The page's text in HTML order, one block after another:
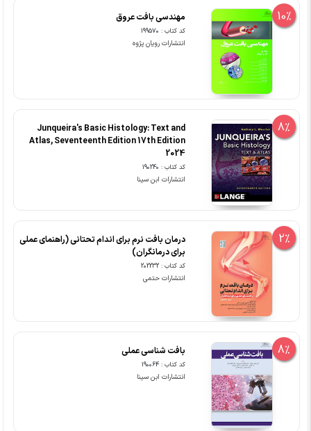
10% مهندسی بافت عروق
کد کتاب : 199570
انتشارات رویان پژوه
8%
Junqueira's Basic Histology: Text and
Atlas, Seventeenth Edition 17th Edition
2024
کد کتاب : 190240
انتشارات ابن سینا
2%
درمان بافت نرم برای اندام تحتانی (راهنمای عملی
برای درمانگران)
کد کتاب : 202232
انتشارات حتمی
8% بافت شناسی عملی
کد کتاب : 190064
انتشارات ابن سینا